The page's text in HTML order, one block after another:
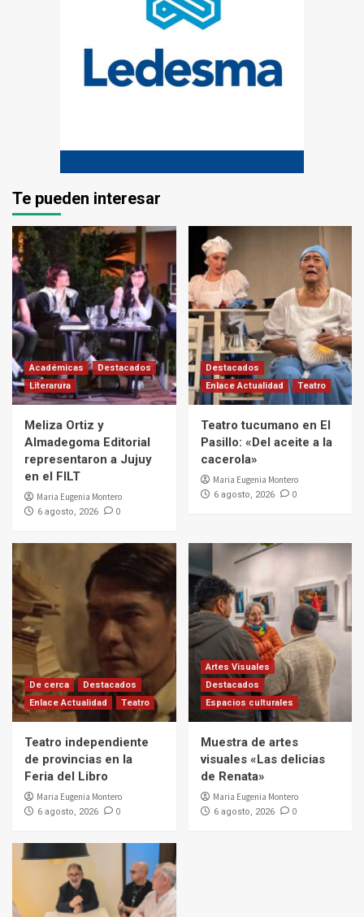
Te pueden interesar
Académicas
Destacados
Literarura
Meliza Ortiz y
Almadegoma Editorial
representaron a Jujuy
en el FILT
Maria Eugenia Montero
6 agosto, 2026 0
Destacados
Enlace Actualidad
Teatro
Teatro tucumano en El
Pasillo: «Del aceite a la
cacerola»
Maria Eugenia Montero
6 agosto, 2026 0
De cerca
Destacados
Enlace Actualidad
Teatro
Teatro independiente
de provincias en la
Feria del Libro
Maria Eugenia Montero
6 agosto, 2026 0
Artes Visuales
Destacados
Espacios culturales
Muestra de artes
visuales «Las delicias
de Renata»
Maria Eugenia Montero
6 agosto, 2026 0